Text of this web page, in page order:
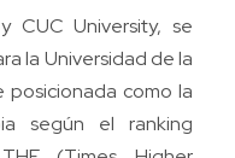
CUC University, se
la Universidad de la
como la
según el ranking